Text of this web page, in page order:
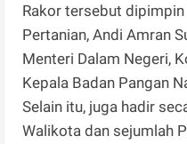
Rakor tersebut
Pertanian, Andi Amran
Menteri Dalam Negeri,
Kepala Badan Pangan
Selain itu, juga hadir
Walikota dan sejumlah